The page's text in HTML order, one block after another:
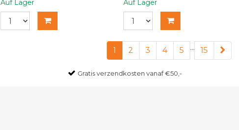
Auf Lager Auf Lager
1 2 3 4 5 ... 15
Gratisverzendkosten vanaf €50,-